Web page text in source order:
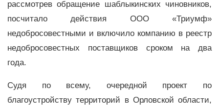
рассмотрев обращение шаблыкинских чиновников,
посчитало действия ООО «Триумф»
недобросовестными и включило компанию в реестр
недобросовестных поставщиков сроком на два
года.
Судя по всему, очередной проект по
благоустройству территорий в Орловской области,